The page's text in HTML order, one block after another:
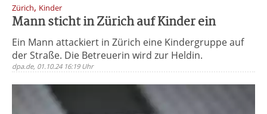
Zürich, Kinder
Mann sticht in Zürich auf Kinder ein
Ein Mann attackiert in Zürich eine Kindergruppe auf
der Straße. Die Betreuerin wird zur Heldin.
dpa.de, 01.10.24 16:19 Uhr